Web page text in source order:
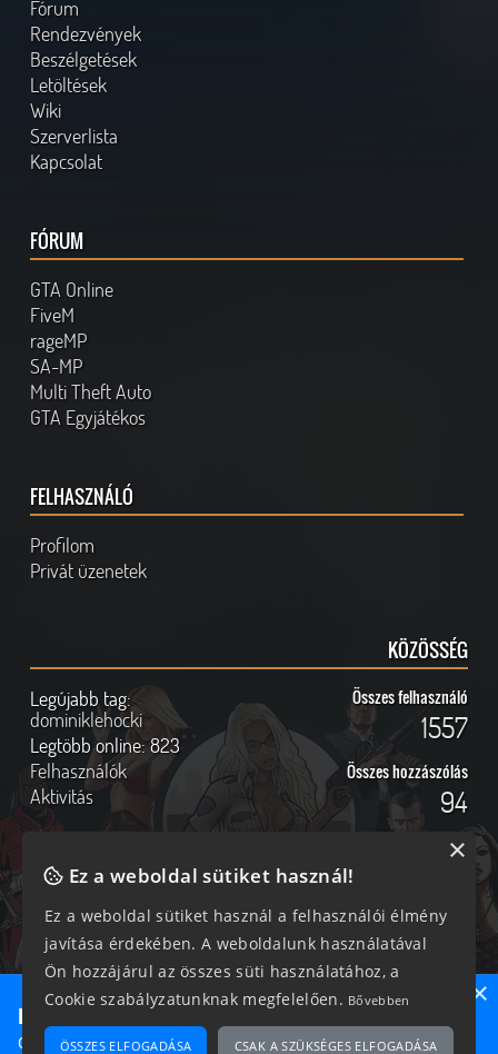
Fórum
Rendezvények
Beszélgetések
Letöltések
Wiki
Szerverlista
Kapcsolat
FÓRUM
GTA Online
FiveM
rageMP
SA-MP
Multi Theft Auto
GTA Egyjátékos
FELHASZNÁLÓ
Profilom
Privát üzenetek
KÖZÖSSÉG
Legújabb tag:
dominiklehocki
Legtöbb online:823
Felhasználók
Aktivitás
Összes felhasználó
1557
Összes hozzászólás
94
Online felhasználók
331 vendég, 0 tag
Kövess Minket!
Ne maradj le semmiről!
Csatlakozz most hozzánk, hogy megtudd, milyen egy igazi
×
Ez a weboldal sütiket használ!
Ez a weboldal sütiket használ a felhasználói élmény
javítása érdekében. A weboldalunk használatával
Ön hozzájárul az összes süti használatához, a
Cookie szabályzatunknak megfelelően. Bővebben
ÖSSZES ELFOGADÁSA CSAK A SZÜKSÉGES ELFOGADÁSA
×